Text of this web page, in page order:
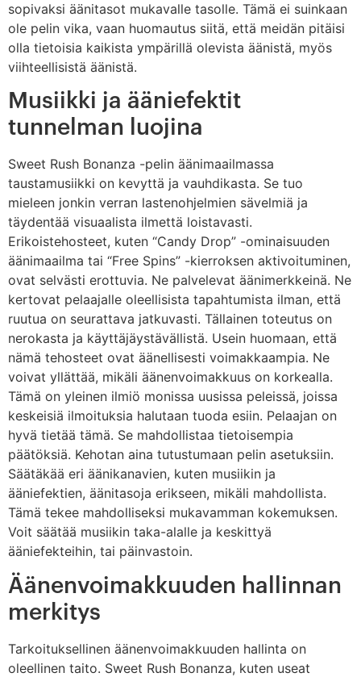
sopivaksi äänitasot mukavalle tasolle. Tämä ei suinkaan
ole pelin vika, vaan huomautus siitä, että meidän pitäisi
olla tietoisia kaikista ympärillä olevista äänistä, myös
viihteellisistä äänistä.
Musiikki ja ääniefektit
tunnelman luojina
Sweet Rush Bonanza -pelin äänimaailmassa
taustamusiikki on kevyttä ja vauhdikasta. Se tuo
mieleen jonkin verran lastenohjelmien sävelmiä ja
täydentää visuaalista ilmettä loistavasti.
Erikoistehosteet, kuten “Candy Drop” -ominaisuuden
äänimaailma tai “Free Spins” -kierroksen aktivoituminen,
ovat selvästi erottuvia. Ne palvelevat äänimerkkeinä. Ne
kertovat pelaajalle oleellisista tapahtumista ilman, että
ruutua on seurattava jatkuvasti. Tällainen toteutus on
nerokasta ja käyttäjäystävällistä. Usein huomaan, että
nämä tehosteet ovat äänellisesti voimakkaampia. Ne
voivat yllättää, mikäli äänenvoimakkuus on korkealla.
Tämä on yleinen ilmiö monissa uusissa peleissä, joissa
keskeisiä ilmoituksia halutaan tuoda esiin. Pelaajan on
hyvä tietää tämä. Se mahdollistaa tietoisempia
päätöksiä. Kehotan aina tutustumaan pelin asetuksiin.
Säätäkää eri äänikanavien, kuten musiikin ja
ääniefektien, äänitasoja erikseen, mikäli mahdollista.
Tämä tekee mahdolliseksi mukavamman kokemuksen.
Voit säätää musiikin taka-alalle ja keskittyä
ääniefekteihin, tai päinvastoin.
Äänenvoimakkuuden hallinnan
merkitys
Tarkoituksellinen äänenvoimakkuuden hallinta on
oleellinen taito. Sweet Rush Bonanza, kuten useat